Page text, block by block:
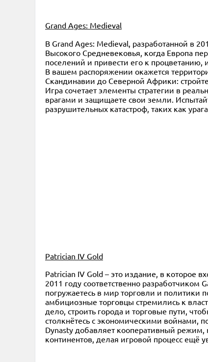
Grand Ages: Medieval
В Grand Ages: Medieval, разработанной в
Высокого Средневековья, когда Европа
поселений и привести его к процветанию,
В вашем распоряжении окажется
Скандинавии до Северной Африки:
Игра сочетает элементы стратегии в
врагами и защищаете свои земли.
разрушительных катастроф, таких как
Patrician IV Gold
Patrician IV Gold – это издание, в которое
2011 году соответственно
погружаетесь в мир торговли и политики
амбициозные торговцы стремились к
дело, строить города и торговые пути,
столкнётесь с экономическими войнами,
Dynasty добавляет кооперативный
континентов, делая игровой процесс ещё